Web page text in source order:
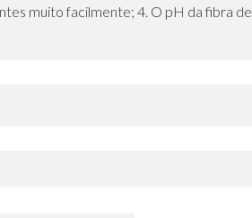
muito facilmente; 4. O pH da fibra de